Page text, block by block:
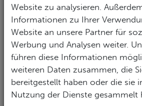
Ihre Anfrage:
Mexico
Vielen herzlichen Dank für Ihr
eine möglichst aussagekräftige
füllen Sie das Formular mit Ihren
Eckdaten aus.
Website zu analysieren.
Informationen zu Ihrer
Website an unsere Partner für
Werbung und Analysen weiter.
führen diese Informationen
weiteren Daten zusammen, die
bereitgestellt haben oder die sie
Nutzung der Dienste gesammelt